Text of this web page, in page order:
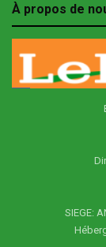
À propos de
SIEGE: